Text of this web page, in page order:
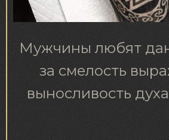
Мужчины любят
за смелость
выносливость